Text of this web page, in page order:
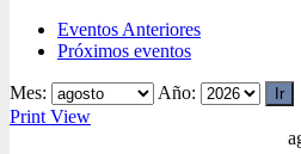
Eventos Anteriores
Próximos eventos
Mes:
Año:
Print View